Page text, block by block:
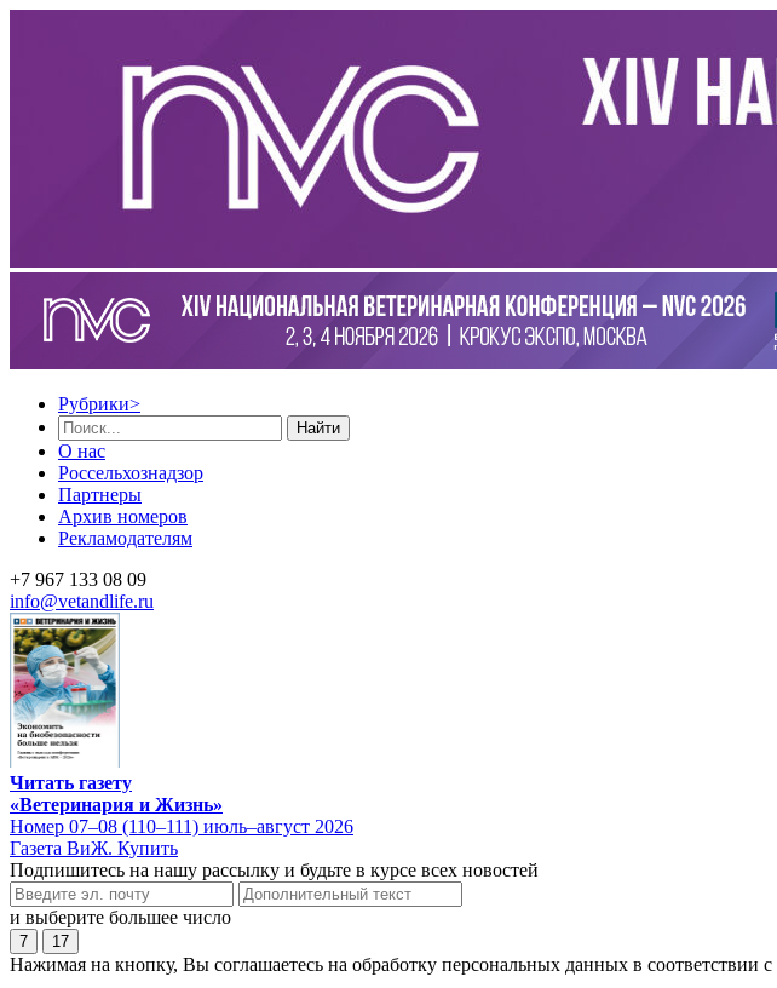
Рубрики>
Найти
О нас
Россельхознадзор
Партнеры
Архив номеров
Рекламодателям
+7 967 133 08 09
info@vetandlife.ru
Читать газету
«Ветеринария и Жизнь»
Номер 07–08 (110–111) июль–август 2026
Газета ВиЖ. Купить
Подпишитесь на нашу рассылку и будьте в курсе всех новостей
и выберите большее число
7 17
Нажимая на кнопку, Вы соглашаетесь на обработку персональных данных в соответствии с